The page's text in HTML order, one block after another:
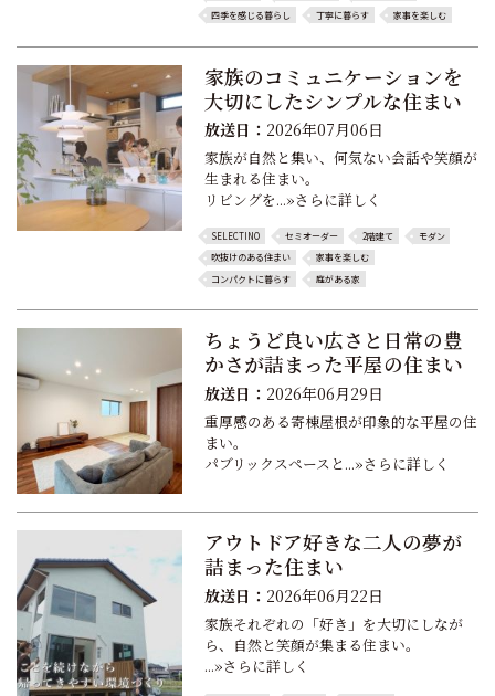
四季を感じる暮らし
丁寧に暮らす 家事を楽しむ
家族のコミュニケーションを
大切にしたシンプルな住まい
放送日： 2026年07月06日
家族が自然と集い、何気ない会話や笑顔が
生まれる住まい。
リビングを...»さらに詳しく
SELECTINO セミオーダー 2階建て
モダン
吹抜けのある住まい
家事を楽しむ
コンパクトに暮らす
庭がある家
ちょうど良い広さと日常の豊
かさが詰まった平屋の住まい
放送日： 2026年06月29日
重厚感のある寄棟屋根が印象的な平屋の住
まい。
パブリックスペースと...»さらに詳しく
アウトドア好きな二人の夢が
詰まった住まい
放送日： 2026年06月22日
家族それぞれの「好き」を大切にしなが
ら、自然と笑顔が集まる住まい。
...»さらに詳しく